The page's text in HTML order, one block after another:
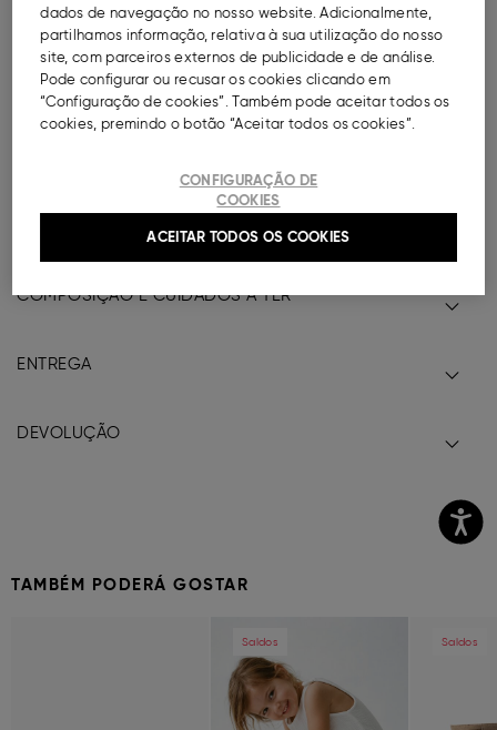
DESCRIÇÃO
Modelo de ponta redonda com tiras com fecho em
000041149117035
COMPOSIÇÃO E CUIDADOS A TER
ENTREGA
DEVOLUÇÃO
TAMBÉM PODERÁ GOSTAR
Saldos Saldos
dados de navegação no nosso website. Adicionalmente,
partilhamos informação, relativa à sua utilização do nosso
site, com parceiros externos de publicidade e de análise.
Pode configurar ou recusar os cookies clicando em
“Configuração de cookies”. Também pode aceitar todos os
cookies, premindo o botão “Aceitar todos os cookies”.
CONFIGURAÇÃO DE
COOKIES
ACEITAR TODOS OS COOKIES